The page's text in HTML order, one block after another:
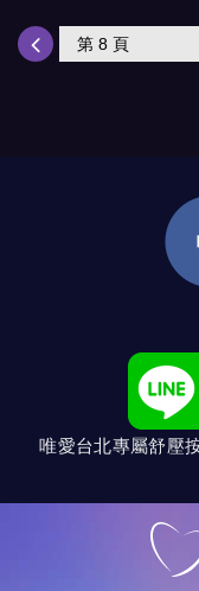
唯愛台北專屬舒壓